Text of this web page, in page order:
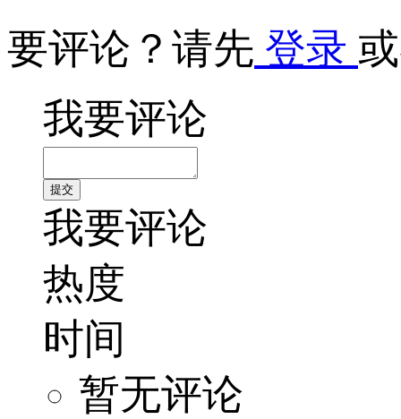
要评论？请先 登录
我要评论
我要评论
热度
时间
暂无评论